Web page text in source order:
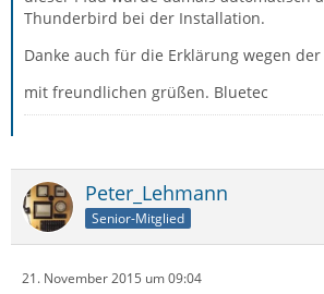
Thunderbird bei der Installation.
Danke auch für die Erklärung wegen
mit freundlichen grüßen. Bluetec
Peter_Lehmann
Senior-Mitglied
21. November 2015 um 09:04